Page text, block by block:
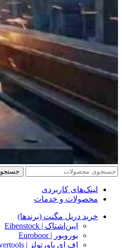
جستجو
لینک‌های کاربردی
محصولات و خدمات
خرید دریل مگنت (برندها)
ایبن‌اشتاک | Eibenstock
یوروبور | Euroboor
اف ای پاورتولز | FE Powertools